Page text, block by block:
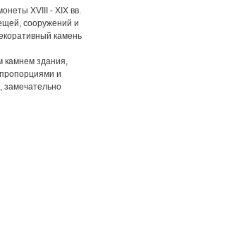
XVIII - XIX вв.
сооружений и
камень
камнем здания,
и
замечательно